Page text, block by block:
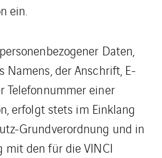
ein.
Daten,
Namens, der Anschrift, E-
Telefonnummer einer
erfolgt stets im Einklang
Grundverordnung und in
den für die VINCI